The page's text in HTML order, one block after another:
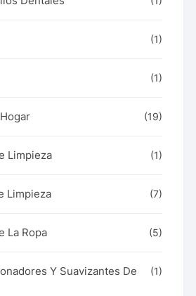
(1)
(1)
(19)
Limpieza (1)
Limpieza (7)
La Ropa (5)
Y Suavizantes De
(1)